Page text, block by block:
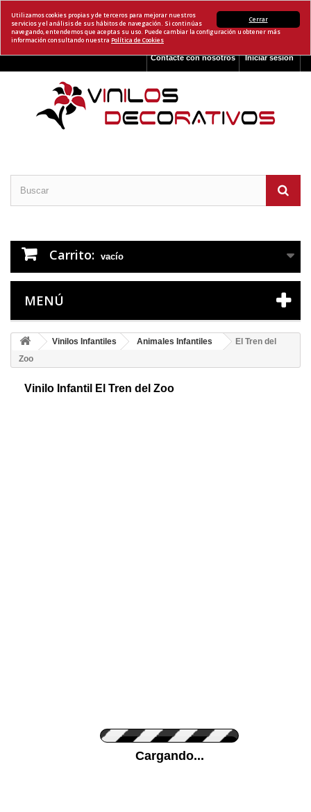
Cerrar
Utilizamos cookies propias y de terceros para mejorar nuestros
servicios y el análisis de sus hábitos de navegación. Si continúas
navegando, entendemos que aceptas su uso. Puede cambiar la configuración u obtener más
información consultando nuestra Política de Cookies
Iniciar sesión
Contacte con nosotros
Carrito: vacío
MENÚ
Vinilos Infantiles Animales Infantiles
El Tren del
Zoo
Vinilo Infantil El Tren del Zoo
Cargando...